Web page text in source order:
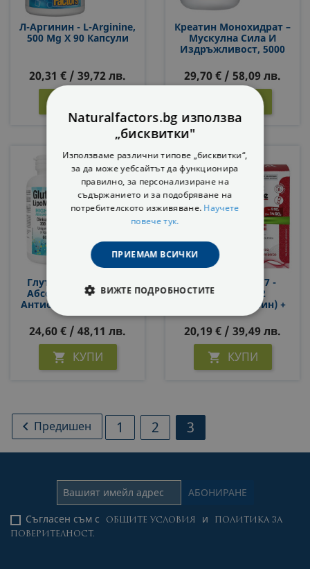
Л-Аргинин - L-Arginine,
500 Mg Х 90 Капсули
20,31 € / 39,72 лв.
Креатин Монохидрат –
Мускулна Сила И
Издръжливост, 5000
29,70 € / 58,09 лв.
Глутатион С Висока
Абсорбция - Мощен
Антиоксидант, 300 Mg
Х 60 Софтгел Капсули
24,60 € / 48,11 лв.
 КУПИ
Промо Пакет 17 -
Витамин В12
(метилкобаламин) +
ФероАктив SanaVita
(желязо + Фолиева
Киселина)
20,19 € / 39,49 лв.
 КУПИ
 Предишен 1 2 3
Съгласен съм с ОБЩИТЕ УСЛОВИЯ и
ПОЛИТИКА ЗА
ПОВЕРИТЕЛНОСТ.
Naturalfactors.bg използва
„бисквитки"
Използваме различни типове „бисквитки“,
за да може уебсайтът да функционира
правилно, за персонализиране на
съдържанието и за подобряване на
потребителското изживяване. Научете
повече тук.
ПРИЕМАМ ВСИЧКИ
ВИЖТЕ ПОДРОБНОСТИТЕ
СТАТИСТИЧЕСКИ
ФУНКЦИОНАЛНИ
НЕКЛАСИФИЦИРАНИ